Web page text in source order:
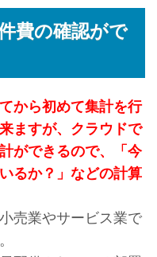
費の確認がで
から初めて集計を行
ますが、クラウドで
ができるので、「今
るか？」などの計算
売業やサービス業で